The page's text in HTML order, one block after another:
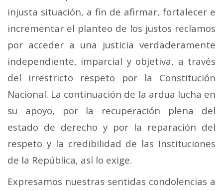
injusta situación, a fin de afirmar, fortalecer e
incrementar el planteo de los justos reclamos
por acceder a una justicia verdaderamente
independiente, imparcial y objetiva, a través
del irrestricto respeto por la Constitución
Nacional. La continuación de la ardua lucha en
su apoyo, por la recuperación plena del
estado de derecho y por la reparación del
respeto y la credibilidad de las Instituciones
de la República, así lo exige.
Expresamos nuestras sentidas condolencias a